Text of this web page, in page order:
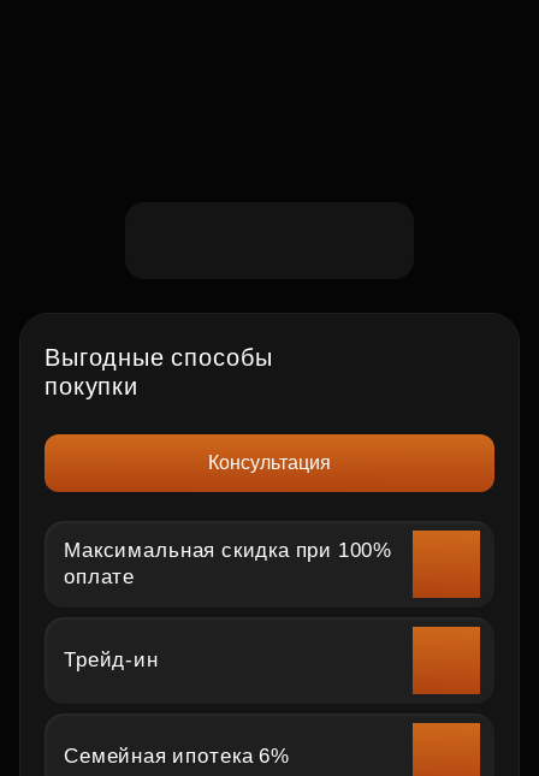
Выгодные способы
покупки
Консультация
Максимальная скидка при 100%
оплате
Трейд‑ин
Семейная ипотека 6%